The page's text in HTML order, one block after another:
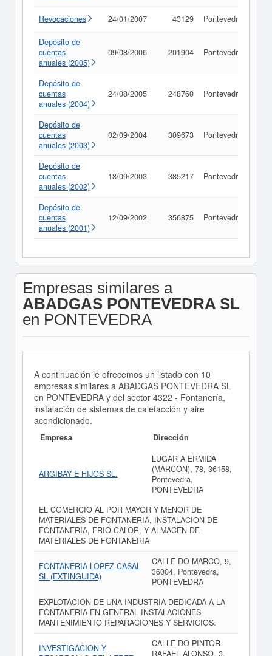
Revocaciones 24/01/2007 43129 Pontevedra
Depósito de
cuentas
anuales (2005)
09/08/2006 201904 Pontevedra
Depósito de
cuentas
anuales (2004)
24/08/2005 248760 Pontevedra
Depósito de
cuentas
anuales (2003)
02/09/2004 309673 Pontevedra
Depósito de
cuentas
anuales (2002)
18/09/2003 385217 Pontevedra
Depósito de
cuentas
anuales (2001)
12/09/2002 356875 Pontevedra
Empresas similares a
ABADGAS PONTEVEDRA SL
en PONTEVEDRA
A continuación le ofrecemos un listado con 10
empresas similares a ABADGAS PONTEVEDRA SL
en PONTEVEDRA y del sector 4322 - Fontanería,
instalación de sistemas de calefacción y aire
acondicionado.
Empresa Dirección
ARGIBAY E HIJOS SL.
LUGAR A ERMIDA
(MARCON), 78, 36158,
Pontevedra,
PONTEVEDRA
EL COMERCIO AL POR MAYOR Y MENOR DE
MATERIALES DE FONTANERIA, INSTALACION DE
FONTANERIA, FRIO-CALOR, Y ALMACEN DE
MATERIALES DE FONTANERIA
FONTANERIA LOPEZ CASAL
SL (EXTINGUIDA)
CALLE DO MARCO, 9,
36004, Pontevedra,
PONTEVEDRA
EXPLOTACION DE UNA INDUSTRIA DEDICADA A LA
FONTANERIA EN GENERAL INSTALACIONES
MANTENIMIENTO REPARACIONES Y SERVICIOS.
INVESTIGACION Y
CALLE DO PINTOR
RAFAEL ALONSO, 3,